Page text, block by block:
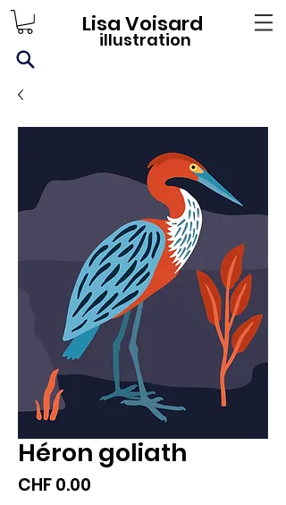
Lisa Voisard
illustration
Héron goliath
CHF 0.00